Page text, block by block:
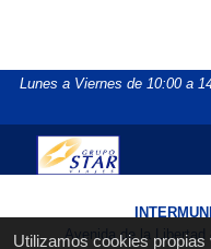
Utilizamos cookies
Lunes a Viernes de 10:00 a
Avenida de la